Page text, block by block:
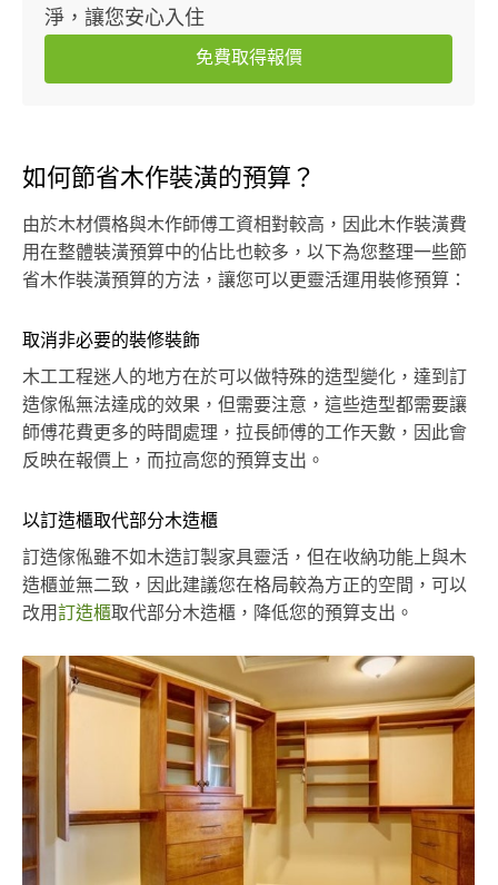
淨，讓您安心入住
免費取得報價
如何節省木作裝潢的預算？
由於木材價格與木作師傅工資相對較高，因此木作裝潢費
用在整體裝潢預算中的佔比也較多，以下為您整理一些節
省木作裝潢預算的方法，讓您可以更靈活運用裝修預算：
取消非必要的裝修裝飾
木工工程迷人的地方在於可以做特殊的造型變化，達到訂
造傢俬無法達成的效果，但需要注意，這些造型都需要讓
師傅花費更多的時間處理，拉長師傅的工作天數，因此會
反映在報價上，而拉高您的預算支出。
以訂造櫃取代部分木造櫃
訂造傢俬雖不如木造訂製家具靈活，但在收納功能上與木
造櫃並無二致，因此建議您在格局較為方正的空間，可以
改用訂造櫃取代部分木造櫃，降低您的預算支出。